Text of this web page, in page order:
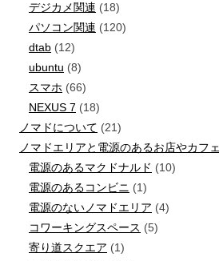
デジカメ関連 (18)
パソコン関連 (120)
dtab (12)
ubuntu (8)
スマホ (66)
NEXUS 7 (18)
ノマドについて (21)
ノマドエリアと電源のあるお店やカフェ
電源のあるマクドナルド (10)
電源のあるコンビニ (1)
電源のないノマドエリア (4)
コワーキングスペース (5)
寄り道スクエア (1)